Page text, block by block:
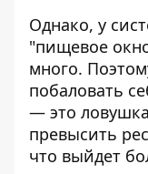
Однако, у
"пищевое
много.
побаловать
— это
превысить
что выйдет